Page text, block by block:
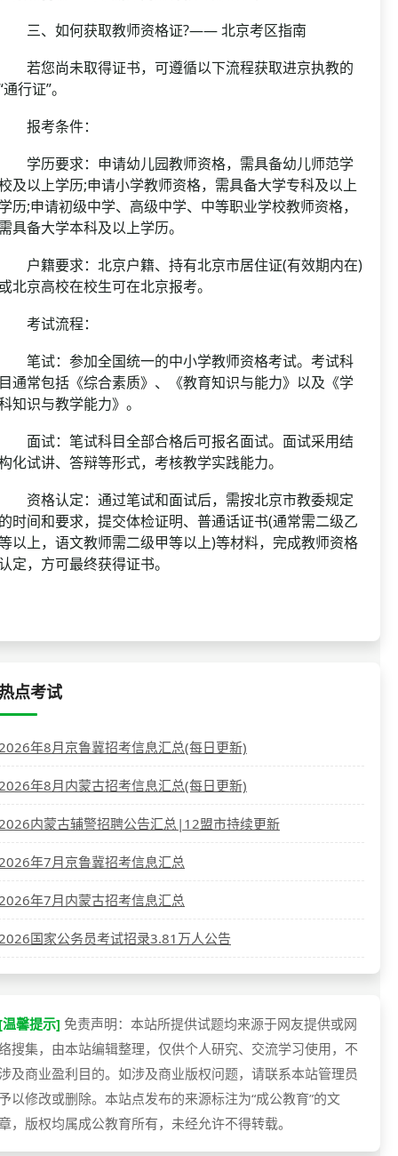
、如何获取教师资格证?—— 北京考区指南
您尚未取得证书，可遵循以下流程获取进京执教的
通行证”。
考条件：
历要求：申请幼儿园教师资格，需具备幼儿师范学
及以上学历;申请小学教师资格，需具备大学专科及以上
历;申请初级中学、高级中学、中等职业学校教师资格，
具备大学本科及以上学历。
籍要求：北京户籍、持有北京市居住证(有效期内在)
北京高校在校生可在北京报考。
试流程：
试：参加全国统一的中小学教师资格考试。考试科
通常包括《综合素质》、《教育知识与能力》以及《学
知识与教学能力》。
试：笔试科目全部合格后可报名面试。面试采用结
化试讲、答辩等形式，考核教学实践能力。
格认定：通过笔试和面试后，需按北京市教委规定
时间和要求，提交体检证明、普通话证书(通常需二级乙
以上，语文教师需二级甲等以上)等材料，完成教师资格
定，方可最终获得证书。
点考试
年8月京鲁冀招考信息汇总(每日更新)
年8月内蒙古招考信息汇总(每日更新)
内蒙古辅警招聘公告汇总|12盟市持续更新
年7月京鲁冀招考信息汇总
年7月内蒙古招考信息汇总
国家公务员考试招录3.81万人公告
馨提示] 免责声明：本站所提供试题均来源于网友提供或网
搜集，由本站编辑整理，仅供个人研究、交流学习使用，不
及商业盈利目的。如涉及商业版权问题，请联系本站管理员
以修改或删除。本站点发布的来源标注为“成公教育”的文
，版权均属成公教育所有，未经允许不得转载。